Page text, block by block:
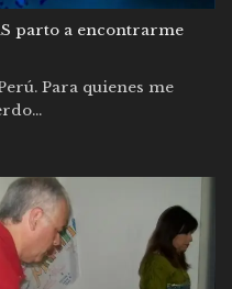
parto a encontrarme
Para quienes me